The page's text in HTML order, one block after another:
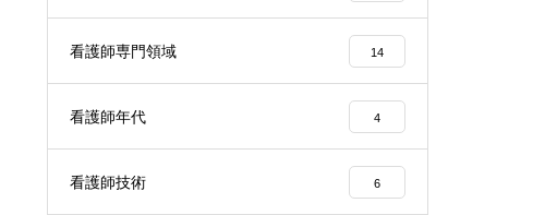
看護師専門領域 14
看護師年代 4
看護師技術 6